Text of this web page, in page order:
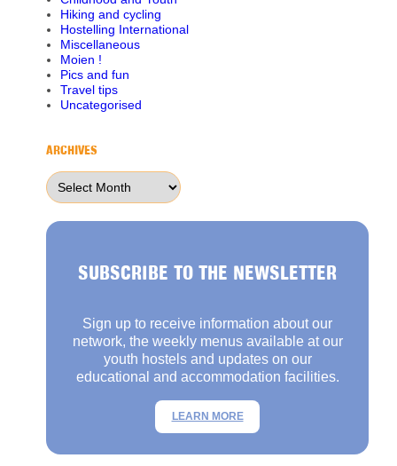
Hiking and cycling
Hostelling International
Miscellaneous
Moien !
Pics and fun
Travel tips
Uncategorised
ARCHIVES
Archives
SUBSCRIBE TO THE NEWSLETTER
Sign up to receive information about our
network, the weekly menus available at our
youth hostels and updates on our
educational and accommodation facilities.
LEARN MORE